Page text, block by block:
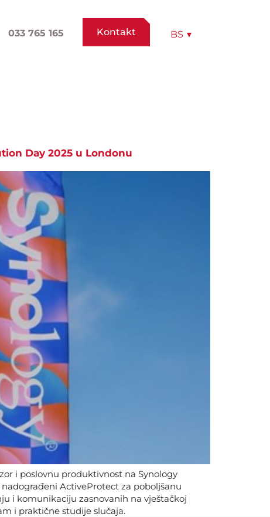
033 765 165 Kontakt BS ▾
Day 2025 u Londonu
i poslovnu produktivnost na Synology
ActiveProtect za poboljšanu
i komunikaciju zasnovanih na vještačkoj
i praktične studije slučaja.